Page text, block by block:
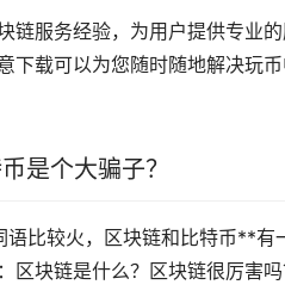
链服务经验，为用户提供专业
下载可以为您随时随地解决玩
是个大骗子？
比较火，区块链和比特币**
区块链是什么？区块链很厉害